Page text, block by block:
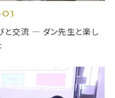
と交流 ― ダン先生と楽し